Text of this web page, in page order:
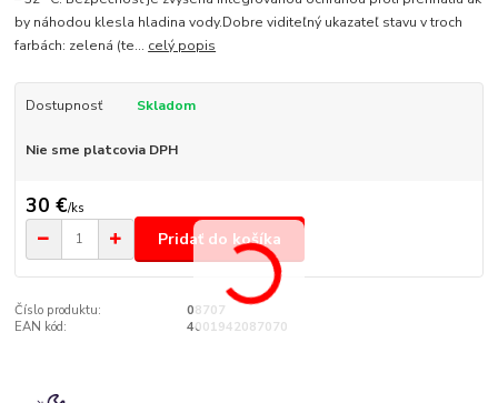
by náhodou klesla hladina vody.Dobre viditeľný ukazateľ stavu v troch
farbách: zelená (te... celý popis
Dostupnosť Skladom
Nie sme platcovia DPH
30 €/ks
Pridať do košíka
Číslo produktu:
08707
EAN kód:
4001942087070